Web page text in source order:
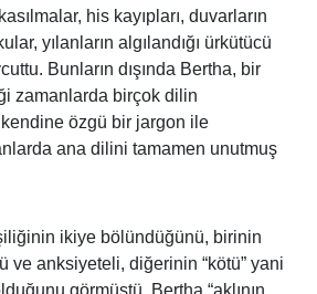
his kayıpları, duvarların
yılanların algılandığı ürkütücü
Bunların dışında Bertha, bir
zamanlarda birçok dilin
kendine özgü bir jargon ile
ana dilini tamamen unutmuş
ikiye bölündüğünü, birinin
ve anksiyeteli, diğerinin “kötü” yani
görmüştü. Bertha “aklının